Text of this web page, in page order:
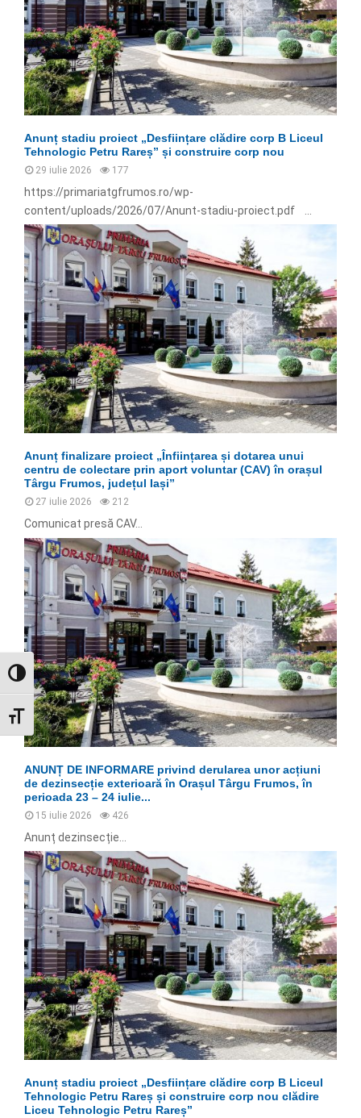
GLISOR NIVEL CONTRAST
GLISOR MĂRIME FONT
Anunț stadiu proiect „Desființare clădire corp B Liceul
Tehnologic Petru Rareș” și construire corp nou
29 iulie 2026 177
https://primariatgfrumos.ro/wp-
content/uploads/2026/07/Anunt-stadiu-proiect.pdf ...
Anunț finalizare proiect „Înființarea și dotarea unui
centru de colectare prin aport voluntar (CAV) în orașul
Târgu Frumos, județul Iași”
27 iulie 2026 212
Comunicat presă CAV...
ANUNȚ DE INFORMARE privind derularea unor acțiuni
de dezinsecție exterioară în Orașul Târgu Frumos, în
perioada 23 – 24 iulie...
15 iulie 2026 426
Anunț dezinsecție...
Anunț stadiu proiect „Desființare clădire corp B Liceul
Tehnologic Petru Rareș și construire corp nou clădire
Liceu Tehnologic Petru Rareș”